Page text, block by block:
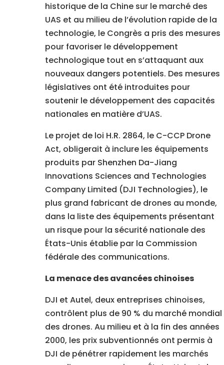
historique de la Chine sur le marché des
UAS et au milieu de l’évolution rapide de la
technologie, le Congrès a pris des mesures
pour favoriser le développement
technologique tout en s’attaquant aux
nouveaux dangers potentiels. Des mesures
législatives ont été introduites pour
soutenir le développement des capacités
nationales en matière d’UAS.
Le projet de loi H.R. 2864, le C-CCP Drone
Act, obligerait à inclure les équipements
produits par Shenzhen Da-Jiang
Innovations Sciences and Technologies
Company Limited (DJI Technologies), le
plus grand fabricant de drones au monde,
dans la liste des équipements présentant
un risque pour la sécurité nationale des
États-Unis établie par la Commission
fédérale des communications.
La menace des avancées chinoises
DJI et Autel, deux entreprises chinoises,
contrôlent plus de 90 % du marché mondial
des drones. Au milieu et à la fin des années
2000, les prix subventionnés ont permis à
DJI de pénétrer rapidement les marchés